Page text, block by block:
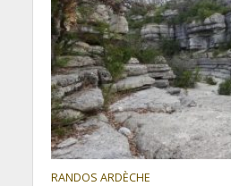
RANDOS ARDÈCHE